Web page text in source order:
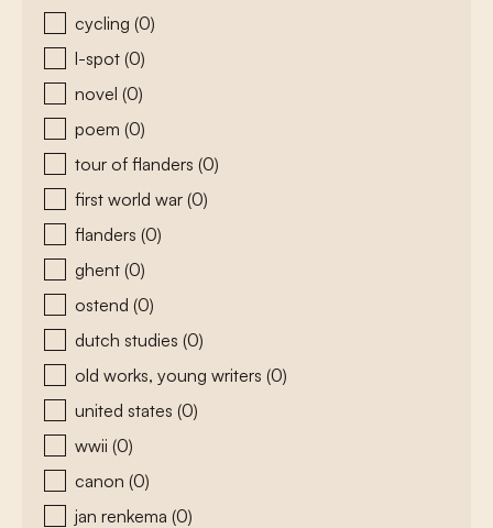
cycling (0)
l-spot (0)
novel (0)
poem (0)
tour of flanders (0)
first world war (0)
flanders (0)
ghent (0)
ostend (0)
dutch studies (0)
old works, young writers (0)
united states (0)
wwii (0)
canon (0)
jan renkema (0)